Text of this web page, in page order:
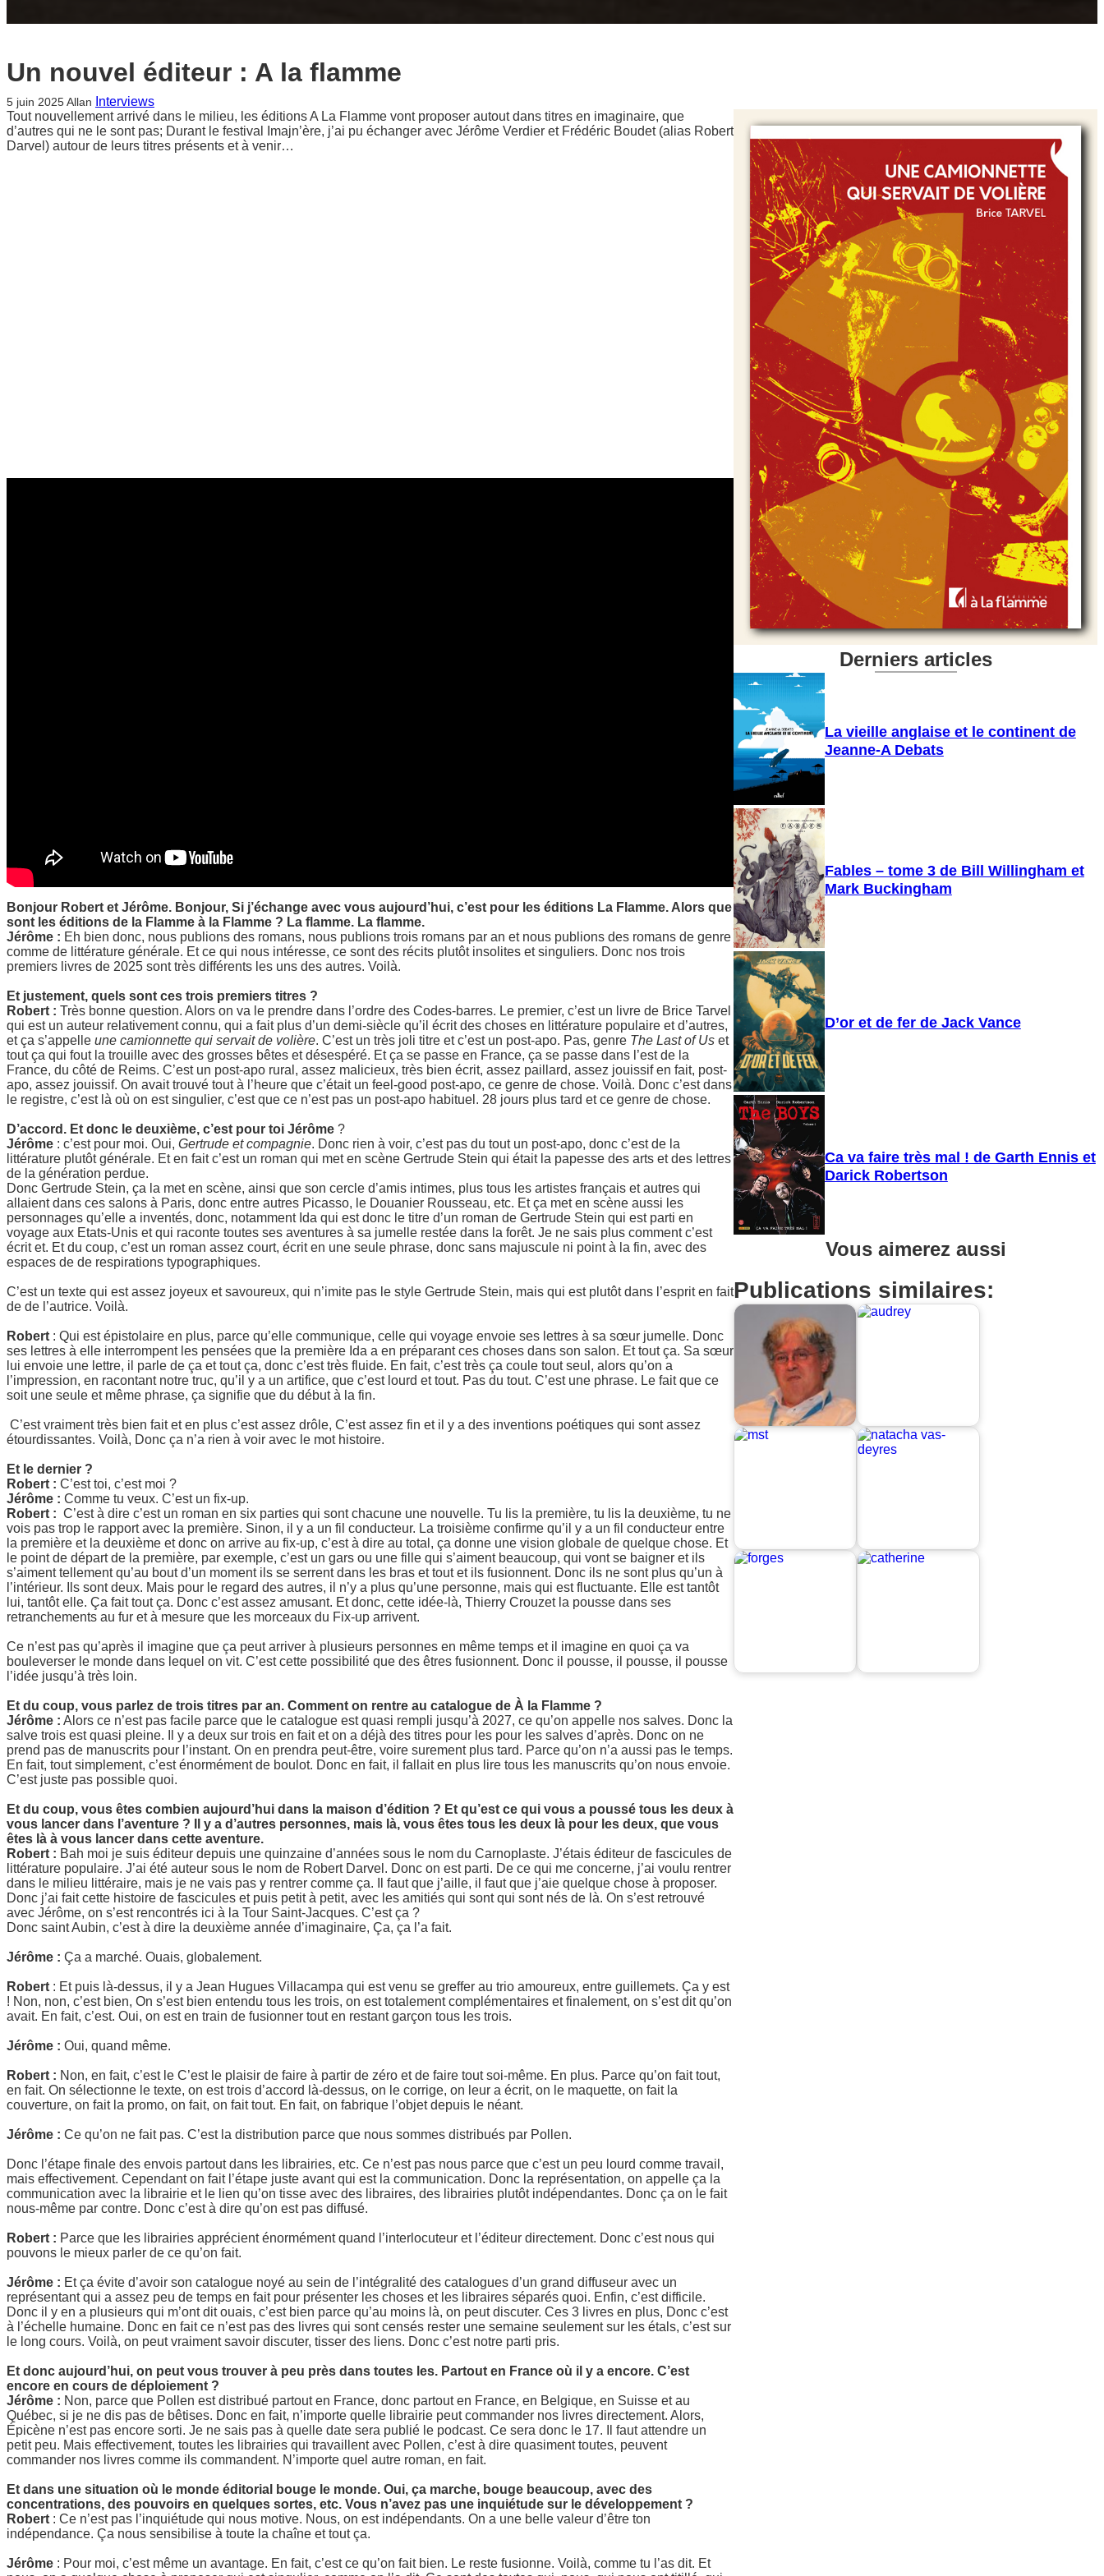
Un nouvel éditeur : A la flamme
5 juin 2025 Allan
Interviews
Tout nouvellement arrivé dans le milieu, les éditions A La Flamme vont proposer autout dans titres en imaginaire, que
d’autres qui ne le sont pas; Durant le festival Imajn’ère, j’ai pu échanger avec Jérôme Verdier et Frédéric Boudet (alias Robert
Darvel) autour de leurs titres présents et à venir…
Bonjour Robert et Jérôme. Bonjour, Si j’échange avec vous aujourd’hui, c’est pour les éditions La Flamme. Alors que
sont les éditions de la Flamme à la Flamme ? La flamme. La flamme.
Jérôme : Eh bien donc, nous publions des romans, nous publions trois romans par an et nous publions des romans de genre
comme de littérature générale. Et ce qui nous intéresse, ce sont des récits plutôt insolites et singuliers. Donc nos trois
premiers livres de 2025 sont très différents les uns des autres. Voilà.
Et justement, quels sont ces trois premiers titres ?
Robert : Très bonne question. Alors on va le prendre dans l’ordre des Codes-barres. Le premier, c’est un livre de Brice Tarvel
qui est un auteur relativement connu, qui a fait plus d’un demi-siècle qu’il écrit des choses en littérature populaire et d’autres,
et ça s’appelle une camionnette qui servait de volière. C’est un très joli titre et c’est un post-apo. Pas, genre The Last of Us et
tout ça qui fout la trouille avec des grosses bêtes et désespéré. Et ça se passe en France, ça se passe dans l’est de la
France, du côté de Reims. C’est un post-apo rural, assez malicieux, très bien écrit, assez paillard, assez jouissif en fait, post-
apo, assez jouissif. On avait trouvé tout à l’heure que c’était un feel-good post-apo, ce genre de chose. Voilà. Donc c’est dans
le registre, c’est là où on est singulier, c’est que ce n’est pas un post-apo habituel. 28 jours plus tard et ce genre de chose.
D’accord. Et donc le deuxième, c’est pour toi Jérôme ?
Jérôme : c’est pour moi. Oui, Gertrude et compagnie. Donc rien à voir, c’est pas du tout un post-apo, donc c’est de la
littérature plutôt générale. Et en fait c’est un roman qui met en scène Gertrude Stein qui était la papesse des arts et des lettres
de la génération perdue.
Donc Gertrude Stein, ça la met en scène, ainsi que son cercle d’amis intimes, plus tous les artistes français et autres qui
allaient dans ces salons à Paris, donc entre autres Picasso, le Douanier Rousseau, etc. Et ça met en scène aussi les
personnages qu’elle a inventés, donc, notamment Ida qui est donc le titre d’un roman de Gertrude Stein qui est parti en
voyage aux Etats-Unis et qui raconte toutes ses aventures à sa jumelle restée dans la forêt. Je ne sais plus comment c’est
écrit et. Et du coup, c’est un roman assez court, écrit en une seule phrase, donc sans majuscule ni point à la fin, avec des
espaces de de respirations typographiques.
C’est un texte qui est assez joyeux et savoureux, qui n’imite pas le style Gertrude Stein, mais qui est plutôt dans l’esprit en fait
de de l’autrice. Voilà.
Robert : Qui est épistolaire en plus, parce qu’elle communique, celle qui voyage envoie ses lettres à sa sœur jumelle. Donc
ses lettres à elle interrompent les pensées que la première Ida a en préparant ces choses dans son salon. Et tout ça. Sa sœur
lui envoie une lettre, il parle de ça et tout ça, donc c’est très fluide. En fait, c’est très ça coule tout seul, alors qu’on a
l’impression, en racontant notre truc, qu’il y a un artifice, que c’est lourd et tout. Pas du tout. C’est une phrase. Le fait que ce
soit une seule et même phrase, ça signifie que du début à la fin.
C’est vraiment très bien fait et en plus c’est assez drôle, C’est assez fin et il y a des inventions poétiques qui sont assez
étourdissantes. Voilà, Donc ça n’a rien à voir avec le mot histoire.
Et le dernier ?
Robert : C’est toi, c’est moi ?
Jérôme : Comme tu veux. C’est un fix-up.
Robert : C’est à dire c’est un roman en six parties qui sont chacune une nouvelle. Tu lis la première, tu lis la deuxième, tu ne
vois pas trop le rapport avec la première. Sinon, il y a un fil conducteur. La troisième confirme qu’il y a un fil conducteur entre
la première et la deuxième et donc on arrive au fix-up, c’est à dire au total, ça donne une vision globale de quelque chose. Et
le point de départ de la première, par exemple, c’est un gars ou une fille qui s’aiment beaucoup, qui vont se baigner et ils
s’aiment tellement qu’au bout d’un moment ils se serrent dans les bras et tout et ils fusionnent. Donc ils ne sont plus qu’un à
l’intérieur. Ils sont deux. Mais pour le regard des autres, il n’y a plus qu’une personne, mais qui est fluctuante. Elle est tantôt
lui, tantôt elle. Ça fait tout ça. Donc c’est assez amusant. Et donc, cette idée-là, Thierry Crouzet la pousse dans ses
retranchements au fur et à mesure que les morceaux du Fix-up arrivent.
Ce n’est pas qu’après il imagine que ça peut arriver à plusieurs personnes en même temps et il imagine en quoi ça va
bouleverser le monde dans lequel on vit. C’est cette possibilité que des êtres fusionnent. Donc il pousse, il pousse, il pousse
l’idée jusqu’à très loin.
Et du coup, vous parlez de trois titres par an. Comment on rentre au catalogue de À la Flamme ?
Jérôme : Alors ce n’est pas facile parce que le catalogue est quasi rempli jusqu’à 2027, ce qu’on appelle nos salves. Donc la
salve trois est quasi pleine. Il y a deux sur trois en fait et on a déjà des titres pour les pour les salves d’après. Donc on ne
prend pas de manuscrits pour l’instant. On en prendra peut-être, voire surement plus tard. Parce qu’on n’a aussi pas le temps.
En fait, tout simplement, c’est énormément de boulot. Donc en fait, il fallait en plus lire tous les manuscrits qu’on nous envoie.
C’est juste pas possible quoi.
Et du coup, vous êtes combien aujourd’hui dans la maison d’édition ? Et qu’est ce qui vous a poussé tous les deux à
vous lancer dans l’aventure ? Il y a d’autres personnes, mais là, vous êtes tous les deux là pour les deux, que vous
êtes là à vous lancer dans cette aventure.
Robert : Bah moi je suis éditeur depuis une quinzaine d’années sous le nom du Carnoplaste. J’étais éditeur de fascicules de
littérature populaire. J’ai été auteur sous le nom de Robert Darvel. Donc on est parti. De ce qui me concerne, j’ai voulu rentrer
dans le milieu littéraire, mais je ne vais pas y rentrer comme ça. Il faut que j’aille, il faut que j’aie quelque chose à proposer.
Donc j’ai fait cette histoire de fascicules et puis petit à petit, avec les amitiés qui sont qui sont nés de là. On s’est retrouvé
avec Jérôme, on s’est rencontrés ici à la Tour Saint-Jacques. C’est ça ?
Donc saint Aubin, c’est à dire la deuxième année d’imaginaire, Ça, ça l’a fait.
Jérôme : Ça a marché. Ouais, globalement.
Robert : Et puis là-dessus, il y a Jean Hugues Villacampa qui est venu se greffer au trio amoureux, entre guillemets. Ça y est
! Non, non, c’est bien, On s’est bien entendu tous les trois, on est totalement complémentaires et finalement, on s’est dit qu’on
avait. En fait, c’est. Oui, on est en train de fusionner tout en restant garçon tous les trois.
Jérôme : Oui, quand même.
Robert : Non, en fait, c’est le C’est le plaisir de faire à partir de zéro et de faire tout soi-même. En plus. Parce qu’on fait tout,
en fait. On sélectionne le texte, on est trois d’accord là-dessus, on le corrige, on leur a écrit, on le maquette, on fait la
couverture, on fait la promo, on fait, on fait tout. En fait, on fabrique l’objet depuis le néant.
Jérôme : Ce qu’on ne fait pas. C’est la distribution parce que nous sommes distribués par Pollen.
Donc l’étape finale des envois partout dans les librairies, etc. Ce n’est pas nous parce que c’est un peu lourd comme travail,
mais effectivement. Cependant on fait l’étape juste avant qui est la communication. Donc la représentation, on appelle ça la
communication avec la librairie et le lien qu’on tisse avec des libraires, des librairies plutôt indépendantes. Donc ça on le fait
nous-même par contre. Donc c’est à dire qu’on est pas diffusé.
Robert : Parce que les librairies apprécient énormément quand l’interlocuteur et l’éditeur directement. Donc c’est nous qui
pouvons le mieux parler de ce qu’on fait.
Jérôme : Et ça évite d’avoir son catalogue noyé au sein de l’intégralité des catalogues d’un grand diffuseur avec un
représentant qui a assez peu de temps en fait pour présenter les choses et les libraires séparés quoi. Enfin, c’est difficile.
Donc il y en a plusieurs qui m’ont dit ouais, c’est bien parce qu’au moins là, on peut discuter. Ces 3 livres en plus, Donc c’est
à l’échelle humaine. Donc en fait ce n’est pas des livres qui sont censés rester une semaine seulement sur les étals, c’est sur
le long cours. Voilà, on peut vraiment savoir discuter, tisser des liens. Donc c’est notre parti pris.
Et donc aujourd’hui, on peut vous trouver à peu près dans toutes les. Partout en France où il y a encore. C’est
encore en cours de déploiement ?
Jérôme : Non, parce que Pollen est distribué partout en France, donc partout en France, en Belgique, en Suisse et au
Québec, si je ne dis pas de bêtises. Donc en fait, n’importe quelle librairie peut commander nos livres directement. Alors,
Épicène n’est pas encore sorti. Je ne sais pas à quelle date sera publié le podcast. Ce sera donc le 17. Il faut attendre un
petit peu. Mais effectivement, toutes les librairies qui travaillent avec Pollen, c’est à dire quasiment toutes, peuvent
commander nos livres comme ils commandent. N’importe quel autre roman, en fait.
Et dans une situation où le monde éditorial bouge le monde. Oui, ça marche, bouge beaucoup, avec des
concentrations, des pouvoirs en quelques sortes, etc. Vous n’avez pas une inquiétude sur le développement ?
Robert : Ce n’est pas l’inquiétude qui nous motive. Nous, on est indépendants. On a une belle valeur d’être ton
indépendance. Ça nous sensibilise à toute la chaîne et tout ça.
Jérôme : Pour moi, c’est même un avantage. En fait, c’est ce qu’on fait bien. Le reste fusionne. Voilà, comme tu l’as dit. Et
Derniers articles
La vieille anglaise et le continent de
Jeanne-A Debats
Fables – tome 3 de Bill Willingham et
Mark Buckingham
D’or et de fer de Jack Vance
Ca va faire très mal ! de Garth Ennis et
Darick Robertson
Vous aimerez aussi
Publications similaires: